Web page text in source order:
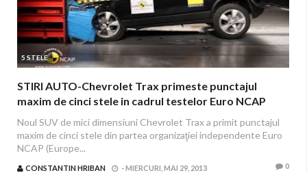
5 STELE
STIRI AUTO-Chevrolet Trax primeste punctajul
maxim de cinci stele in cadrul testelor Euro NCAP
Noul SUV de mici dimensiuni Chevrolet Trax a primit punctajul
maxim de cinci stele din partea organizaţiei independente Euro
NCAP (Europe...
CONSTANTIN HRIBAN -MIERCURI, MAI 29, 2013 0